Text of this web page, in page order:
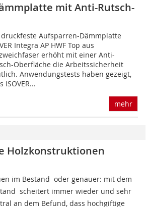
mit Anti-Rutsch-
druckfeste Aufsparren-Dämmplatte
Integra AP HWF Top aus
erhöht mit einer Anti-
Oberfläche die Arbeitssicherheit
Anwendungstests haben gezeigt,
ISOVER...
mehr
Holzkonstruktionen
im Bestand  oder genauer: mit dem
 scheitert immer wieder und sehr
an dem Befund, dass hochgiftige